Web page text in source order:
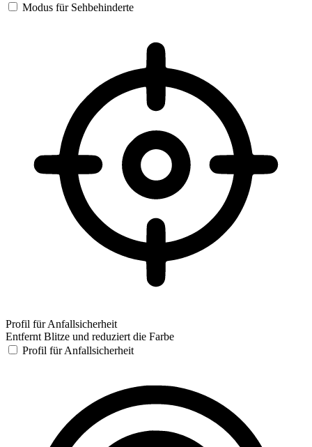
Modus für Sehbehinderte
Profil für Anfallsicherheit
Entfernt Blitze und reduziert die Farbe
Profil für Anfallsicherheit